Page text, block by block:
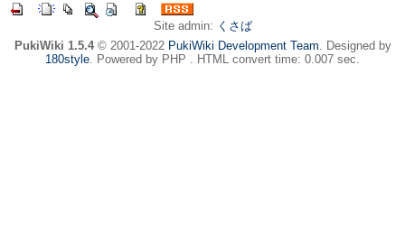
Site admin: くさば
PukiWiki 1.5.4© 2001-2022 PukiWiki Development Team. Designed by
180style. Powered by PHP . HTML convert time: 0.007 sec.